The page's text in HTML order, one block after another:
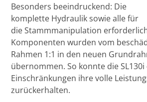
Besonders beeindruckend: Die
komplette Hydraulik sowie alle für
die Stammmanipulation
Komponenten wurden vom
Rahmen 1:1 in den neuen
übernommen. So konnte die
Einschränkungen ihre volle
zurückerhalten.